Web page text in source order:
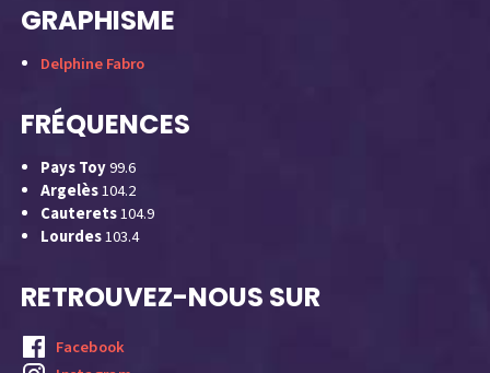
GRAPHISME
Delphine Fabro
FRÉQUENCES
Pays Toy99.6
Argelès104.2
Cauterets104.9
Lourdes103.4
RETROUVEZ-NOUS SUR
Facebook